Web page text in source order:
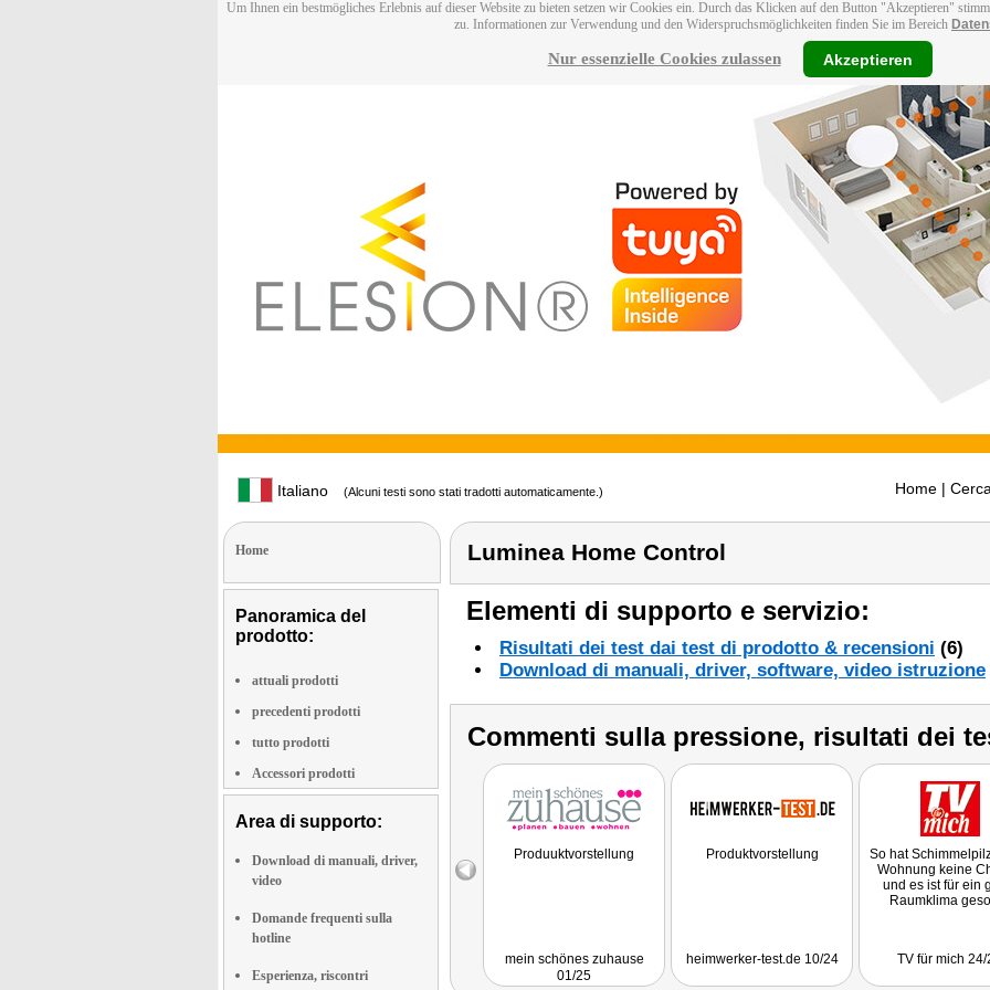
Um Ihnen ein bestmögliches Erlebnis auf dieser Website zu bieten setzen wir Cookies ein. Durch das Klicken auf den Button "Akzeptieren"
zu. Informationen zur Verwendung und den Widerspruchsmöglichkeiten finden Sie im Bereich
Nur essenzielle Cookies zulassen Akzeptieren
Italiano (Alcuni testi sono stati tradotti automaticamente.) Home |
Home
Panoramica del
prodotto:
attuali prodotti
precedenti prodotti
tutto prodotti
Accessori prodotti
Area di supporto:
Download di manuali, driver,
video
Domande frequenti sulla
hotline
Esperienza, riscontri
Luminea Home Control
Elementi di supporto e servizio:
Risultati dei test dai test di prodotto & recensioni (6)
Download di manuali, driver, software, video istruzione
Commenti sulla pressione, risultati dei
Produuktvorstellung
mein schönes zuhause
01/25
Produktvorstellung
heimwerker-test.de 10/24
So hat
Wohnung keine
und es ist für ein
Raumklima
TV für mich 24/